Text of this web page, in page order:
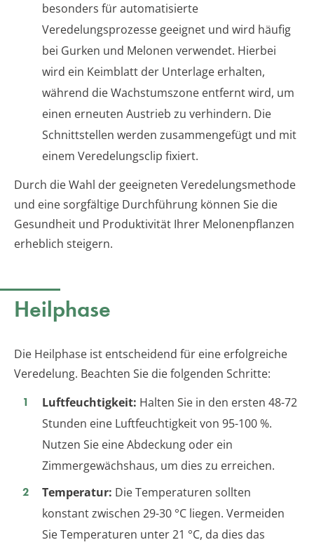
besonders für automatisierte
Veredelungsprozesse geeignet und wird häufig
bei Gurken und Melonen verwendet. Hierbei
wird ein Keimblatt der Unterlage erhalten,
während die Wachstumszone entfernt wird, um
einen erneuten Austrieb zu verhindern. Die
Schnittstellen werden zusammengefügt und mit
einem Veredelungsclip fixiert.
Durch die Wahl der geeigneten Veredelungsmethode
und eine sorgfältige Durchführung können Sie die
Gesundheit und Produktivität Ihrer Melonenpflanzen
erheblich steigern.
Heilphase
Die Heilphase ist entscheidend für eine erfolgreiche
Veredelung. Beachten Sie die folgenden Schritte:
Luftfeuchtigkeit: Halten Sie in den ersten 48-72
Stunden eine Luftfeuchtigkeit von 95-100 %.
Nutzen Sie eine Abdeckung oder ein
Zimmergewächshaus, um dies zu erreichen.
Temperatur: Die Temperaturen sollten
konstant zwischen 29-30 °C liegen. Vermeiden
Sie Temperaturen unter 21 °C, da dies das